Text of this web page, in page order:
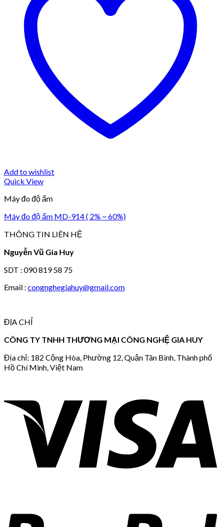
Add to wishlist
Quick View
Máy đo độ ẩm
Máy đo độ ẩm MD-914 ( 2% ~ 60%)
THÔNG TIN LIÊN HỆ
Nguyễn Vũ Gia Huy
SDT : 090 819 58 75
Email : congnghegiahuy@gmail.com
ĐỊA CHỈ
CÔNG TY TNHH THƯƠNG MẠI CÔNG NGHỆ GIA HUY
Địa chỉ: 182 Cộng Hòa, Phường 12, Quận Tân Bình, Thành phố
Hồ Chí Minh, Việt Nam